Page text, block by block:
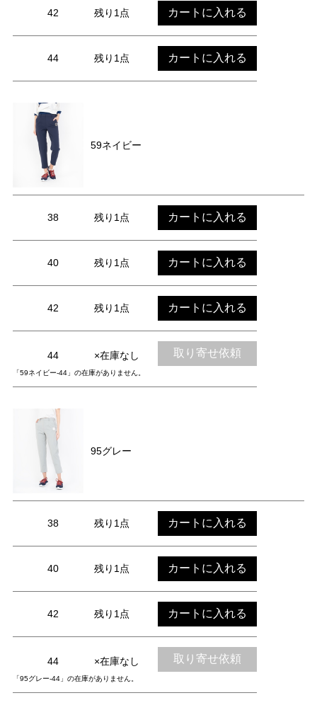
42 残り1点 カートに入れる
44 残り1点 カートに入れる
59ネイビー
38 残り1点 カートに入れる
40 残り1点 カートに入れる
42 残り1点 カートに入れる
44 ×在庫なし 取り寄せ依頼
「59ネイビー-44」の在庫がありません。
95グレー
38 残り1点 カートに入れる
40 残り1点 カートに入れる
42 残り1点 カートに入れる
44 ×在庫なし 取り寄せ依頼
「95グレー-44」の在庫がありません。